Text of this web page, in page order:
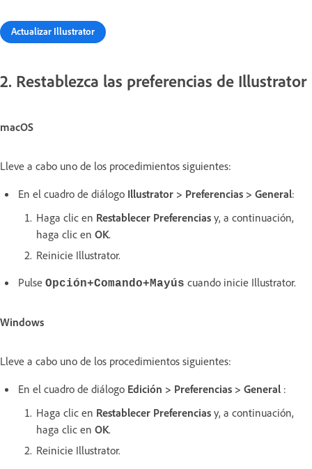
Actualizar Illustrator
2. Restablezca las preferencias de Illustrator
macOS
Lleve a cabo uno de los procedimientos siguientes:
En el cuadro de diálogo Illustrator > Preferencias > General:
Haga clic en Restablecer Preferencias y, a continuación,
haga clic en OK.
Reinicie Illustrator.
Pulse Opción+Comando+Mayús cuando inicie Illustrator.
Windows
Lleve a cabo uno de los procedimientos siguientes:
En el cuadro de diálogo Edición > Preferencias > General :
Haga clic en Restablecer Preferencias y, a continuación,
haga clic en OK.
Reinicie Illustrator.